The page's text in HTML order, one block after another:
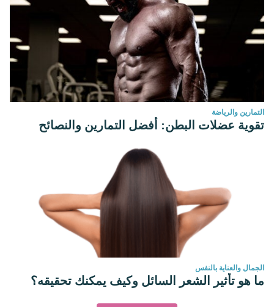
التمارين والرياضة
تقوية عضلات البطن: أفضل التمارين والنصائح
الجمال والعناية بالنفس
ما هو تأثير الشعر السائل وكيف يمكنك تحقيقه؟